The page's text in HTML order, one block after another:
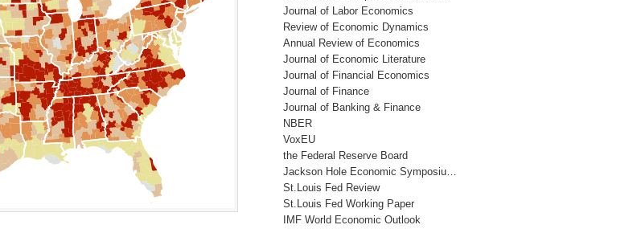
Journal of Labor Economics
Review of Economic Dynamics
Annual Review of Economics
Journal of Economic Literature
Journal of Financial Economics
Journal of Finance
Journal of Banking & Finance
NBER
VoxEU
the Federal Reserve Board
Jackson Hole Economic Symposiu…
St.Louis Fed Review
St.Louis Fed Working Paper
IMF World Economic Outlook